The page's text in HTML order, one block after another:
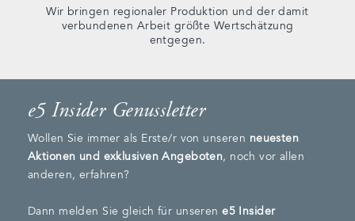
Wir bringen regionaler Produktion und der damit
verbundenen Arbeit größte Wertschätzung
entgegen.
e5 Insider Genussletter
Wollen Sie immer als Erste/r von unseren neuesten
Aktionen und exklusiven Angeboten, noch vor allen
anderen, erfahren?
Dann melden Sie gleich für unserene5 Insider